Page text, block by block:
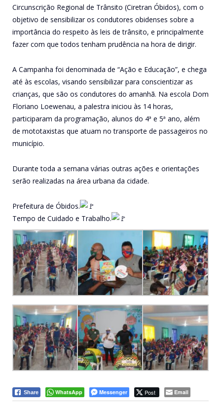
Circunscrição Regional de Trânsito (Ciretran Óbidos), com o
objetivo de sensibilizar os condutores obidenses sobre a
importância do respeito às leis de trânsito, e principalmente
fazer com que todos tenham prudência na hora de dirigir.
A Campanha foi denominada de “Ação e Educação”, e chega
até às escolas, visando sensibilizar para conscientizar as
crianças, que são os condutores do amanhã. Na escola Dom
Floriano Loewenau, a palestra iniciou às 14 horas,
participaram da programação, alunos do 4ª e 5ª ano, além
de mototaxistas que atuam no transporte de passageiros no
município.
Durante toda a semana várias outras ações e orientações
serão realizadas na área urbana da cidade.
Prefeitura de Óbidos.
Tempo de Cuidado e Trabalho.
Share WhatsApp Messenger Post Email